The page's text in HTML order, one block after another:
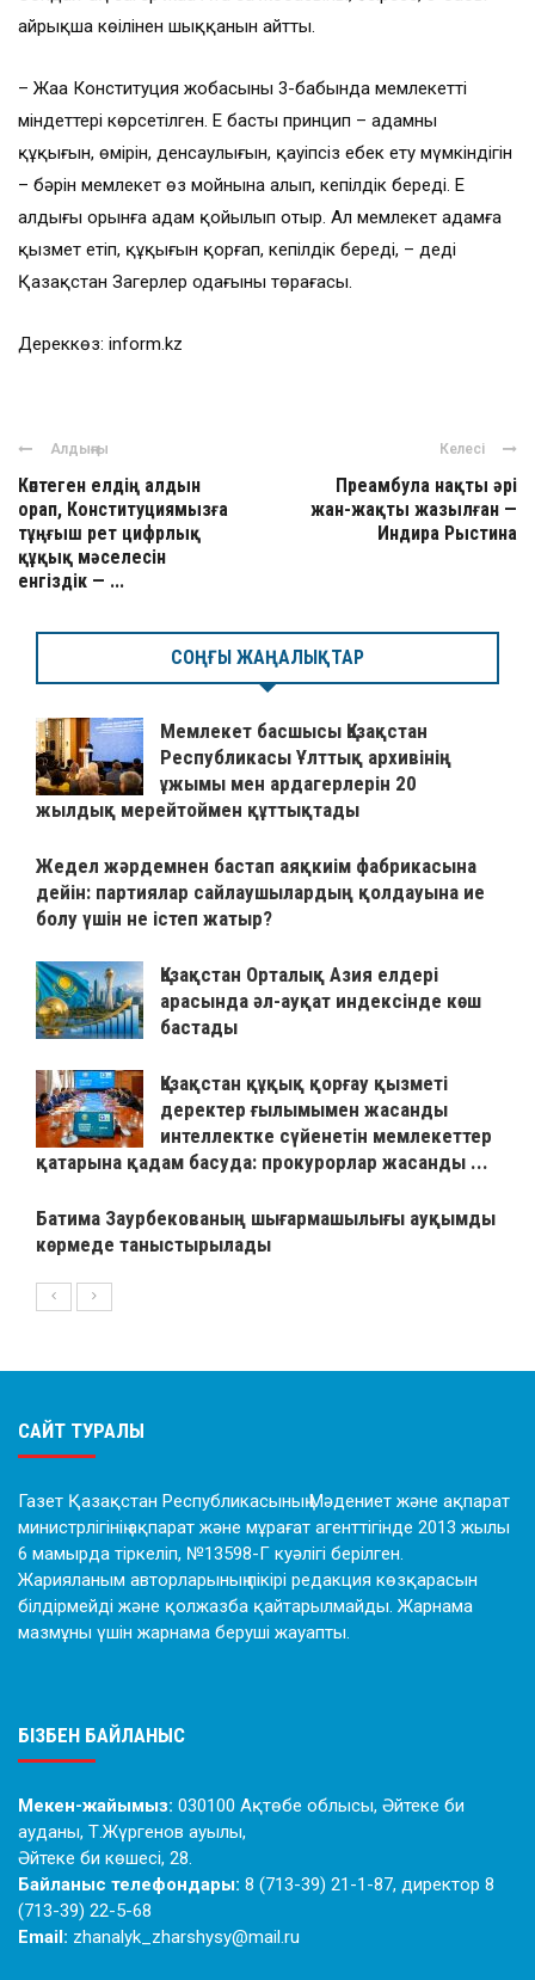
айрықша көңілінен шыққанын айтты.
– Жаңа Конституция жобасының 3-бабында мемлекеттің
міндеттері көрсетілген. Ең басты принцип – адамның
құқығын, өмірін, денсаулығын, қауіпсіз еңбек ету мүмкіндігін
– бәрін мемлекет өз мойнына алып, кепілдік береді. Ең
алдыңғы орынға адам қойылып отыр. Ал мемлекет адамға
қызмет етіп, құқығын қорғап, кепілдік береді, – деді
Қазақстан Заңгерлер одағының төрағасы.
Дереккөз: inform.kz
Алдыңғы
Көптеген елдің алдын
орап, Конституциямызға
тұңғыш рет цифрлық
құқық мәселесін
енгіздік — ...
Келесі
Преамбула нақты әрі
жан-жақты жазылған —
Индира Рыстина
СОҢҒЫ ЖАҢАЛЫҚТАР
Мемлекет басшысы Қазақстан
Республикасы Ұлттық архивінің
ұжымы мен ардагерлерін 20
жылдық мерейтоймен құттықтады
Жедел жәрдемнен бастап аяқкиім фабрикасына
дейін: партиялар сайлаушылардың қолдауына ие
болу үшін не істеп жатыр?
Қазақстан Орталық Азия елдері
арасында әл-ауқат индексінде көш
бастады
Қазақстан құқық қорғау қызметі
деректер ғылымымен жасанды
интеллектке сүйенетін мемлекеттер
қатарына қадам басуда: прокурорлар жасанды ...
Батима Заурбекованың шығармашылығы ауқымды
көрмеде таныстырылады
САЙТ ТУРАЛЫ
Газет Қазақстан Республикасының Мәдениет және ақпарат
министрлігінің ақпарат және мұрағат агенттігінде 2013 жылы
6 мамырда тіркеліп, №13598-Г куәлігі берілген.
Жарияланым авторларының пікірі редакция көзқарасын
білдірмейді және қолжазба қайтарылмайды. Жарнама
мазмұны үшін жарнама беруші жауапты.
БІЗБЕН БАЙЛАНЫС
Мекен-жайымыз: 030100 Ақтөбе облысы, Әйтеке би
ауданы, Т.Жүргенов ауылы,
Әйтеке би көшесі, 28.
Байланыс телефондары: 8 (713-39) 21-1-87, директор 8
(713-39) 22-5-68
Email: zhanalyk_zharshysy@mail.ru